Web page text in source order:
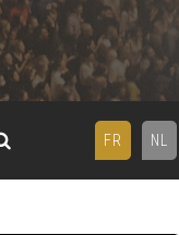
FR NL